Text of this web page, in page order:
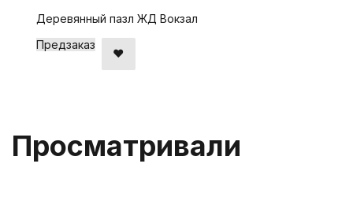
Деревянный пазл ЖД Вокзал
Предзаказ
Просматривали